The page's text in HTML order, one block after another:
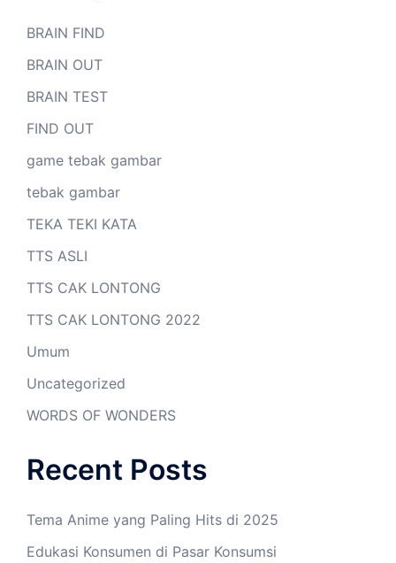
BRAIN FIND
BRAIN OUT
BRAIN TEST
FIND OUT
game tebak gambar
tebak gambar
TEKA TEKI KATA
TTS ASLI
TTS CAK LONTONG
TTS CAK LONTONG 2022
Umum
Uncategorized
WORDS OF WONDERS
Recent Posts
Tema Anime yang Paling Hits di 2025
Edukasi Konsumen di Pasar Konsumsi